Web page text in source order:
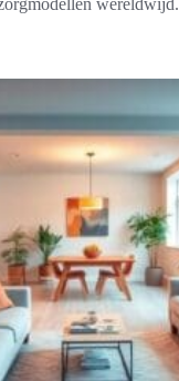
wereldwijd.